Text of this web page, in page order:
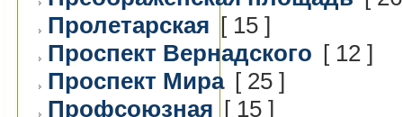
Пролетарская [ 15 ]
Проспект Вернадского [ 12 ]
Проспект Мира [ 25 ]
Профсоюзная [ 15 ]